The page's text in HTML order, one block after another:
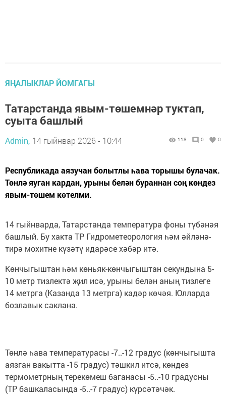
ЯҢАЛЫКЛАР ЙОМГАГЫ
Татарстанда явым-төшемнәр туктап,
суыта башлый
Admin, 14 гыйнвар 2026 - 10:44 118 0 0
Республикада аязучан болытлы һава торышы булачак.
Төнлә яуган кардан, урыны белән бураннан соң көндез
явым-төшем көтелми.
14 гыйнварда, Татарстанда температура фоны түбәнәя
башлый. Бу хакта ТР Гидрометеорология һәм әйләнә-
тирә мохитне күзәтү идарәсе хәбәр итә.
Көнчыгыштан һәм көньяк-көнчыгыштан секундына 5-
10 метр тизлектә җил исә, урыны белән аның тизлеге
14 метрга (Казанда 13 метрга) кадәр көчәя. Юлларда
бозлавык саклана.
Төнлә һава температурасы -7..-12 градус (көнчыгышта
аязган вакытта -15 градус) тәшкил итсә, көндез
термометрның терекөмеш баганасы -5..-10 градусны
(ТР башкаласында -5..-7 градус) күрсәтәчәк.